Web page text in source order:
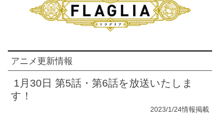
アニメ更新情報
1月30日 第5話・第6話を放送いたしま
す！
2023/1/24情報掲載